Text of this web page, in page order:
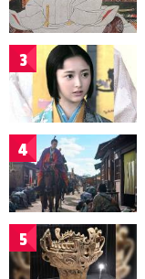
3
4
5